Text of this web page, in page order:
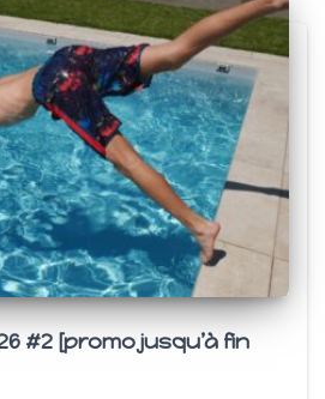
#2 [promo jusqu’à fin